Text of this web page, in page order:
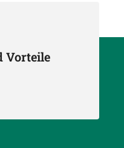
Vorteile